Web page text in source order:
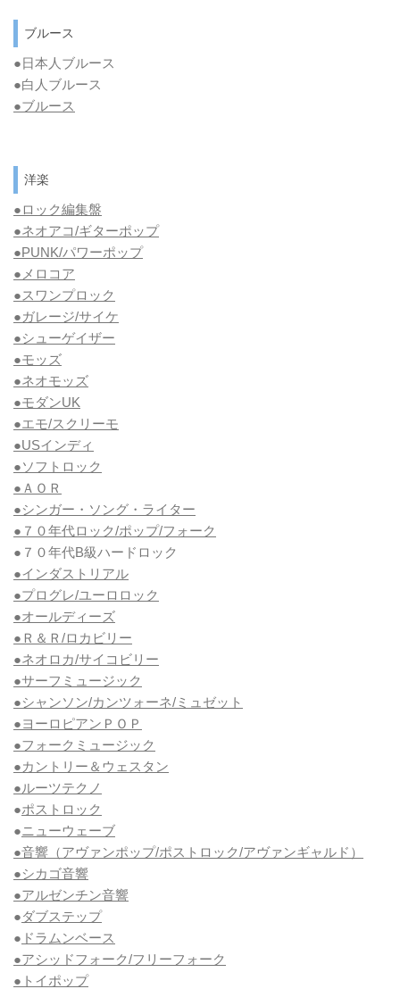
ブルース
●日本人ブルース
●白人ブルース
●ブルース
洋楽
●ロック編集盤
●ネオアコ/ギターポップ
●PUNK/パワーポップ
●メロコア
●スワンプロック
●ガレージ/サイケ
●シューゲイザー
●モッズ
●ネオモッズ
●モダンUK
●エモ/スクリーモ
●USインディ
●ソフトロック
●ＡＯＲ
●シンガー・ソング・ライター
●７０年代ロック/ポップ/フォーク
●７０年代B級ハードロック
●インダストリアル
●プログレ/ユーロロック
●オールディーズ
●Ｒ＆Ｒ/ロカビリー
●ネオロカ/サイコビリー
●サーフミュージック
●シャンソン/カンツォーネ/ミュゼット
●ヨーロピアンＰＯＰ
●フォークミュージック
●カントリー＆ウェスタン
●ルーツテクノ
●ポストロック
●ニューウェーブ
●音響（アヴァンポップ/ポストロック/アヴァンギャルド）
●シカゴ音響
●アルゼンチン音響
●ダブステップ
● ドラムンベース
●アシッドフォーク/フリーフォーク
●トイポップ